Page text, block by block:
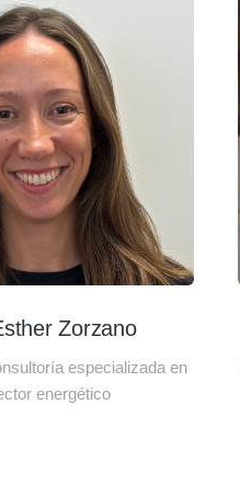
Zorzano
especializada en
energético